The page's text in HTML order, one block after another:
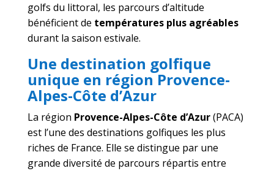
golfs du littoral, les parcours d’altitude
bénéficient de températures plus agréables
durant la saison estivale.
Une destination golfique
unique en région Provence-
Alpes-Côte d’Azur
La région Provence-Alpes-Côte d’Azur(PACA)
est l’une des destinations golfiques les plus
riches de France. Elle se distingue par une
grande diversité de parcours répartis entre